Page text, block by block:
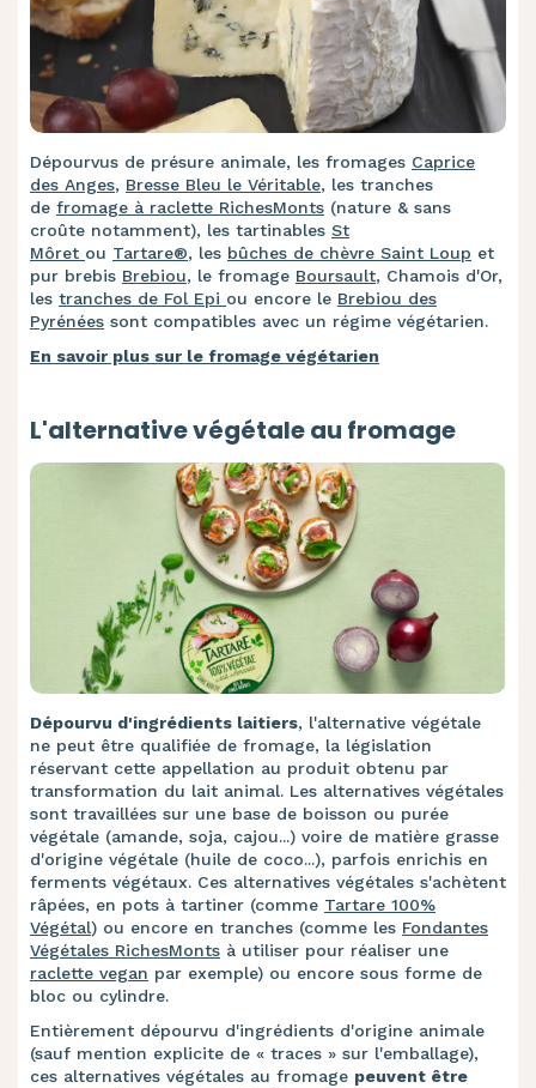
Dépourvus de présure animale, les fromages Caprice
des Anges, Bresse Bleu le Véritable, les tranches
de fromage à raclette RichesMonts (nature & sans
croûte notamment), les tartinables St
Môret ou Tartare®, les bûches de chèvre Saint Loup et
pur brebis Brebiou, le fromage Boursault, Chamois d'Or,
les tranches de Fol Epi ou encore le Brebiou des
Pyrénées sont compatibles avec un régime végétarien.
En savoir plus sur le fromage végétarien
L'alternative végétale au fromage
Dépourvu d'ingrédients laitiers, l'alternative végétale
ne peut être qualifiée de fromage, la législation
réservant cette appellation au produit obtenu par
transformation du lait animal. Les alternatives végétales
sont travaillées sur une base de boisson ou purée
végétale (amande, soja, cajou...) voire de matière grasse
d'origine végétale (huile de coco...), parfois enrichis en
ferments végétaux. Ces alternatives végétales s'achètent
râpées, en pots à tartiner (comme Tartare 100%
Végétal) ou encore en tranches (comme les Fondantes
Végétales RichesMonts à utiliser pour réaliser une
raclette vegan par exemple) ou encore sous forme de
bloc ou cylindre.
Entièrement dépourvu d'ingrédients d'origine animale
(sauf mention explicite de « traces » sur l'emballage),
ces alternatives végétales au fromage peuvent être